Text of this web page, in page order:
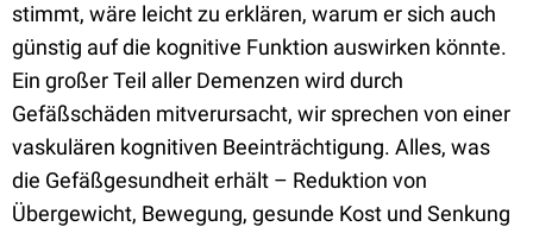
stimmt, wäre leicht zu erklären, warum er sich auch
günstig auf die kognitive Funktion auswirken könnte.
Ein großer Teil aller Demenzen wird durch
Gefäßschäden mitverursacht, wir sprechen von einer
vaskulären kognitiven Beeinträchtigung. Alles, was
die Gefäßgesundheit erhält – Reduktion von
Übergewicht, Bewegung, gesunde Kost und Senkung